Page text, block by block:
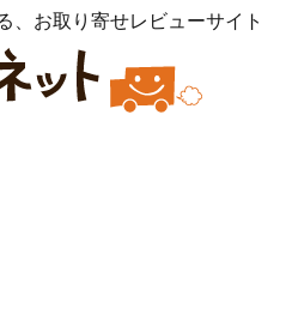
、お取り寄せレビューサイト